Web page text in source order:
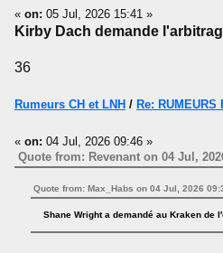
« on: 05 Jul, 2026 15:41 »
Kirby Dach demande
36
Rumeurs CH et LNH / Re: RUMEURS
« on: 04 Jul, 2026 09:46 »
Quote from: Revenant on 04 Jul,
Quote from: Max_Habs on 04 Jul, 2026
Shane Wright a demandé au Kraken de